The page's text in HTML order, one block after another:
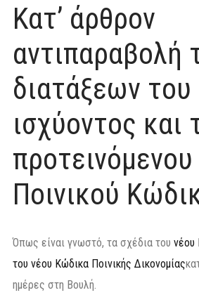
Κατ’ άρθρον
αντιπαραβολή
διατάξεων του
ισχύοντος και
προτεινόμενου
Ποινικού
Όπως είναι γνωστό, τα σχέδια του νέου
του νέου Κώδικα Ποινικής Δικονομίας
ημέρες στη Βουλή.